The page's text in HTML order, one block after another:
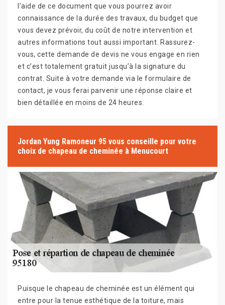
l’aide de ce document que vous pourrez avoir
connaissance de la durée des travaux, du budget que
vous devez prévoir, du coût de notre intervention et
autres informations tout aussi important. Rassurez-
vous, cette demande de devis ne vous engage en rien
et c’est totalement gratuit jusqu’à la signature du
contrat. Suite à votre demande via le formulaire de
contact, je vous ferai parvenir une réponse claire et
bien détaillée en moins de 24 heures.
Jordan Yung Ramoneur 95 vous conseille pour votre
choix de chapeau de cheminée à Menucourt
Puisque le chapeau de cheminée est un élément qui
entre pour la tenue esthétique de la toiture, mais